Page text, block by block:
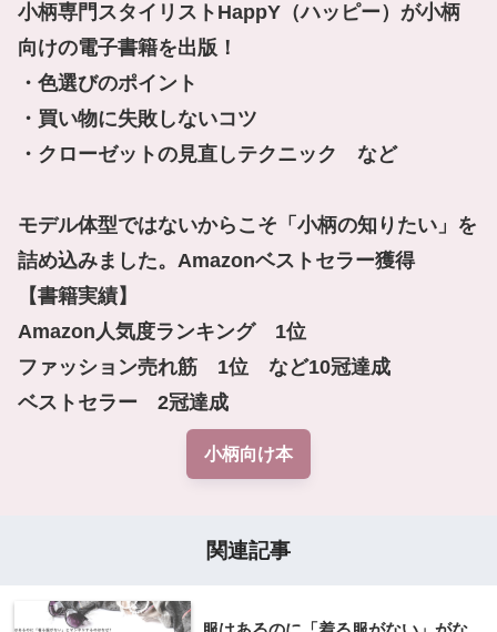
小柄専門スタイリストHappY（ハッピー）が小柄
向けの電子書籍を出版！
・色選びのポイント
・買い物に失敗しないコツ
・クローゼットの見直しテクニック　など
モデル体型ではないからこそ「小柄の知りたい」を
詰め込みました。Amazonベストセラー獲得
【書籍実績】
Amazon人気度ランキング　1位
ファッション売れ筋　1位　など10冠達成
ベストセラー　2冠達成
小柄向け本
関連記事